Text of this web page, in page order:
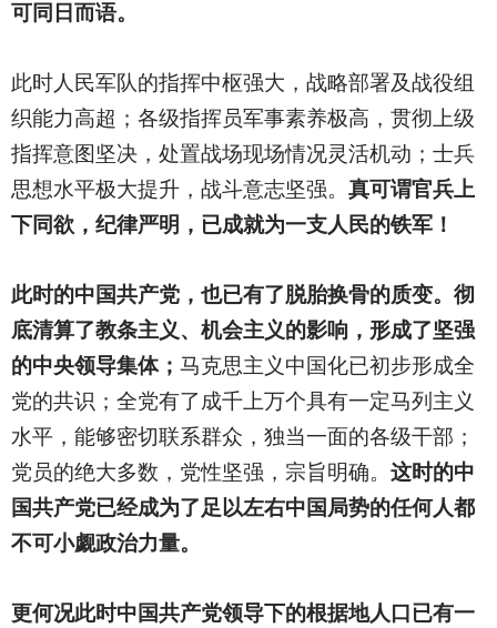
可同日而语。
此时人民军队的指挥中枢强大，战略部署及战役组
织能力高超；各级指挥员军事素养极高，贯彻上级
指挥意图坚决，处置战场现场情况灵活机动；士兵
思想水平极大提升，战斗意志坚强。 真可谓官兵上
下同欲，纪律严明，已成就为一支人民的铁军！
此时的中国共产党，也已有了脱胎换骨的质变。彻
底清算了教条主义、机会主义的影响，形成了坚强
的中央领导集体； 马克思主义中国化已初步形成全
党的共识；全党有了成千上万个具有一定马列主义
水平，能够密切联系群众，独当一面的各级干部；
党员的绝大多数，党性坚强，宗旨明确。 这时的中
国共产党已经成为了足以左右中国局势的任何人都
不可小觑政治力量。
更何况此时中国共产党领导下的根据地人口已有一